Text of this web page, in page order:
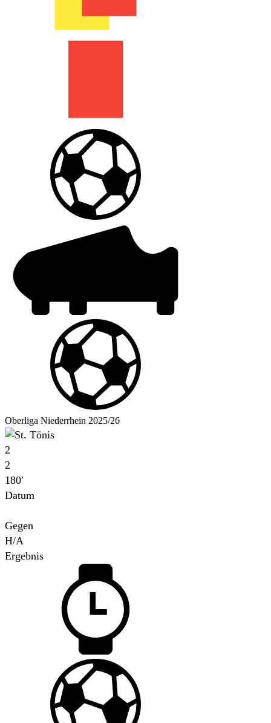
Oberliga Niederrhein 2025/26
2
2
180′
Datum
Gegen
H/A
Ergebnis